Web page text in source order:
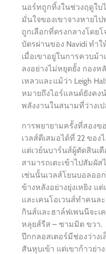
นอร์ทถูกทิ้งในช่วงฤดูใบ
มั่นใจของเขาจางหายไ
ถูกเลือกที่ตรงกลางโดย
บัตรผ่านของ Navidi ทำ
เมื่อเขาอยู่ในการควบม้
ลงอย่างไม่หยุดยั้ง กอง
เหลวและแม้ว่า Leigh
หมายถึงไอร์แลนด์ยังคง
พลังงานในสนามที่ว่างเป
การพยายามครั้งที่สองข
เวลส์ตีเสมอได้ที่ 22 ขอ
แต่เวย์นบาร์นส์ผู้ตัดสินเ
สามารถเตะเข้าไปสัมผัส
เช่นนั้นเวลส์โยนบอลออ
ข้างหลังอย่างยุ่งเหยิง แ
และเคนโอเวนส์ทำคนล
กินส์และฮาล์ฟเพนนีจะเ
หลุยส์รีส – ซามมิต ขวา.
ปีกกลอสเตอร์มีช่องว่าง
สันหุบเข้า แต่เขาก้าวย่า